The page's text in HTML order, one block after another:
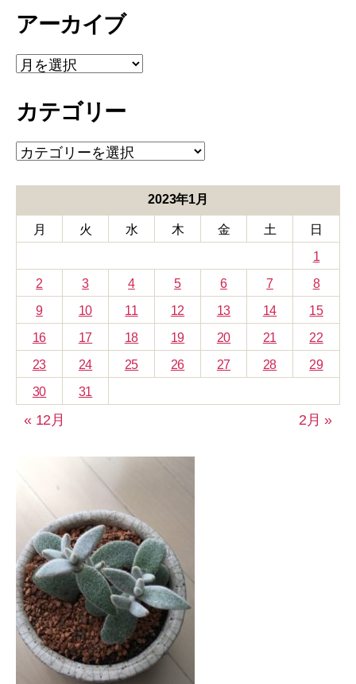
アーカイブ
ア
ー
イ
カテゴリー
カ
テ
ー
2023年1月
月 火 水 木 金 土
日
1
2
3 4 5 6 7
8
9
10 11 12 13 14
15
16
17 18 19 20 21
22
23
24 25 26 27 28
29
30
31
« 12月 2月 »